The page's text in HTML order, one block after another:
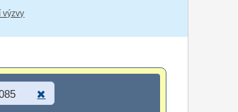
výzvy